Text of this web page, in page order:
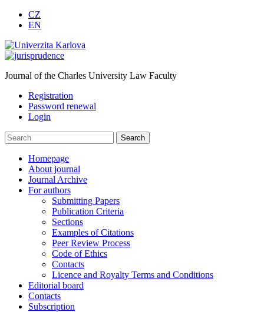
CZ
EN
Journal of the Charles University Law Faculty
Registration
Password renewal
Login
Homepage
About journal
Journal Archive
For authors
Submitting Papers
Publication Criteria
Sections
Examples of Citations
Peer Review Process
Code of Ethics
Contacts
Licence and Royalty Terms and Conditions
Editorial board
Contacts
Subscription